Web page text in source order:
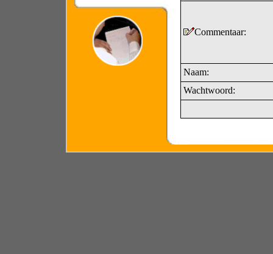
Commentaar:
Naam:
Wachtwoord: